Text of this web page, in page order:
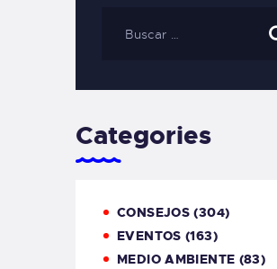
Categories
CONSEJOS (304)
EVENTOS (163)
MEDIO AMBIENTE (83)